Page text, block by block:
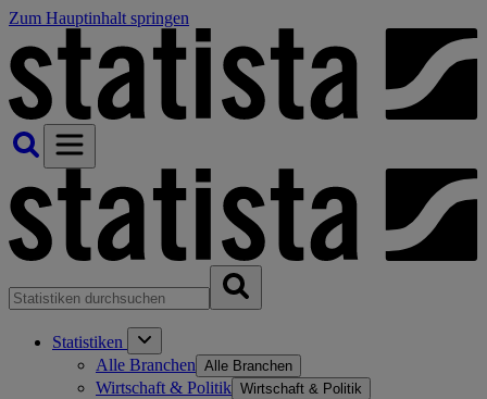
Zum Hauptinhalt springen
Statistiken
Alle Branchen Alle Branchen
Wirtschaft & Politik Wirtschaft & Politik